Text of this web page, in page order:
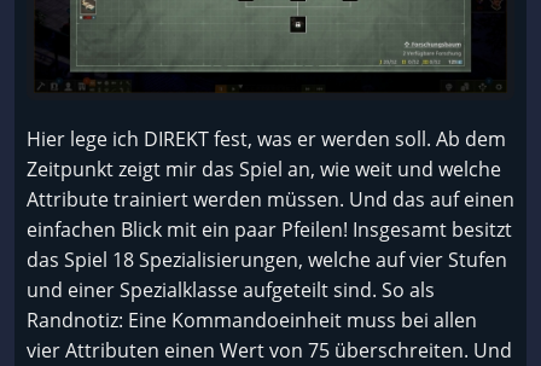
Hier lege ich DIREKT fest, was er werden soll. Ab dem
Zeitpunkt zeigt mir das Spiel an, wie weit und welche
Attribute trainiert werden müssen. Und das auf einen
einfachen Blick mit ein paar Pfeilen! Insgesamt besitzt
das Spiel 18 Spezialisierungen, welche auf vier Stufen
und einer Spezialklasse aufgeteilt sind. So als
Randnotiz: Eine Kommandoeinheit muss bei allen
vier Attributen einen Wert von 75 überschreiten. Und